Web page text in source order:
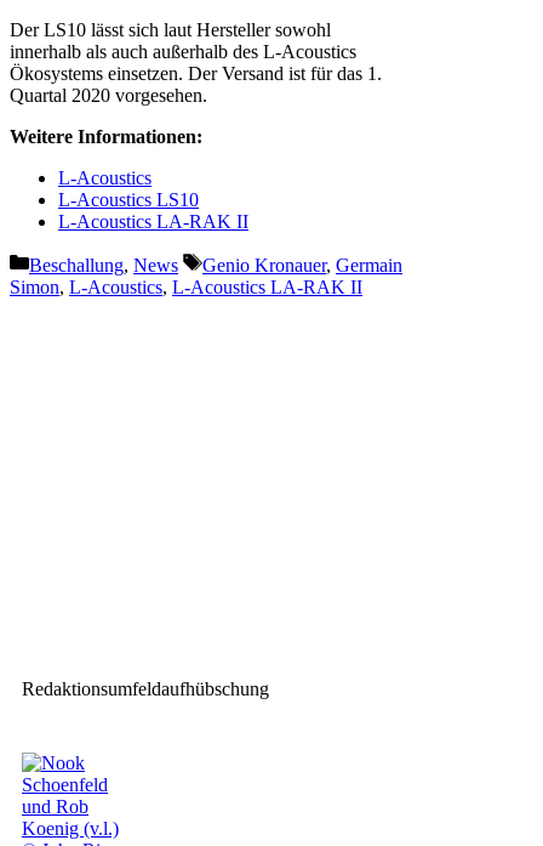
Der LS10 lässt sich laut Hersteller sowohl
innerhalb als auch außerhalb des L-Acoustics
Ökosystems einsetzen. Der Versand ist für das 1.
Quartal 2020 vorgesehen.
Weitere Informationen:
L-Acoustics
L-Acoustics LS10
L-Acoustics LA-RAK II
Kategorien
Beschallung, News Schlagwörter
Genio Kronauer, Germain
Simon, L-Acoustics, L-Acoustics LA-RAK II
Redaktionsumfeldaufhübschung